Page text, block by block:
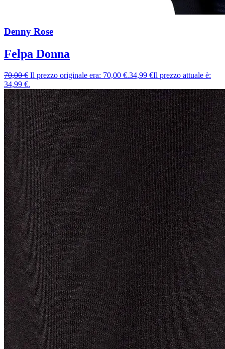
Denny Rose
Felpa Donna
70,00€ Il prezzo originale era: 70,00 €.34,99 €Il prezzo attuale è:
34,99 €.